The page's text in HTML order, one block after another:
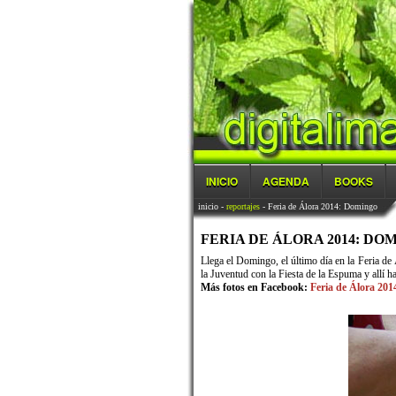
INICIO AGENDA BOOKS
inicio- reportajes- Feria de Álora 2014: Domingo
FERIA DE ÁLORA 2014:
Llega el Domingo, el último día en la Feria de
la Juventud con la Fiesta de la Espuma y allí
Más fotos en Facebook: Feria de Álora